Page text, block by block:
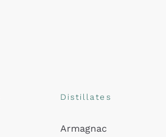
Distillates
Armagnac